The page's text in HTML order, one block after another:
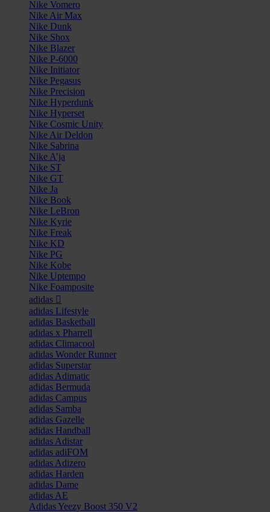
Nike Vomero
Nike Air Max
Nike Dunk
Nike Shox
Nike Blazer
Nike P-6000
Nike Initiator
Nike Pegasus
Nike Precision
Nike Hyperdunk
Nike Hyperset
Nike Cosmic Unity
Nike Air Deldon
Nike Sabrina
Nike A’ja
Nike ST
Nike GT
Nike Ja
Nike Book
Nike LeBron
Nike Kyrie
Nike Freak
Nike KD
Nike PG
Nike Kobe
Nike Uptempo
Nike Foamposite
adidas
adidas Lifestyle
adidas Basketball
adidas x Pharrell
adidas Climacool
adidas Wonder Runner
adidas Superstar
adidas Adimatic
adidas Bermuda
adidas Campus
adidas Samba
adidas Gazelle
adidas Handball
adidas Adistar
adidas adiFOM
adidas Adizero
adidas Harden
adidas Dame
adidas AE
Adidas Yeezy Boost 350 V2